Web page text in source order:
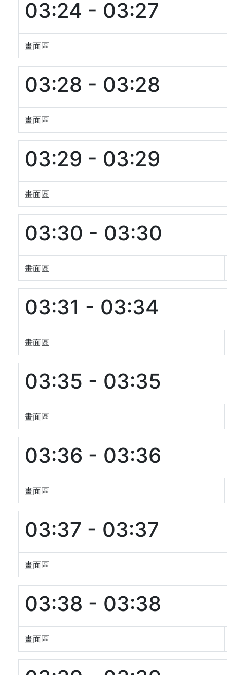
03:24 - 03:27
畫面區
03:28 - 03:28
畫面區
03:29 - 03:29
畫面區
03:30 - 03:30
畫面區
03:31 - 03:34
畫面區
03:35 - 03:35
畫面區
03:36 - 03:36
畫面區
03:37 - 03:37
畫面區
03:38 - 03:38
畫面區